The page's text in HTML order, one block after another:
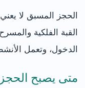
الحجز المسبق لا
القبة الفلكية
الدخول، وتعمل
متى يصبح